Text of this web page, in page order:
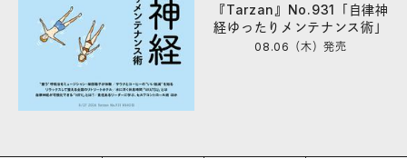
『Tarzan』No.931「自律神
経ゆったりメンテナンス術」
08.06（木）発売